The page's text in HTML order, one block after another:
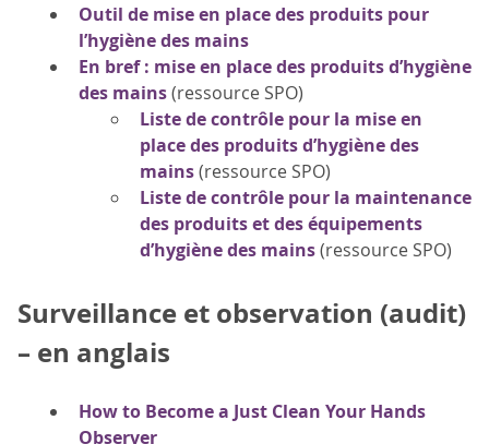
Outil de mise en place des produits pour
l’hygiène des mains
En bref : mise en place des produits d’hygiène
des mains(ressource SPO)
Liste de contrôle pour la mise en
place des produits d’hygiène des
mains(ressource SPO)
Liste de contrôle pour la maintenance
des produits et des équipements
d’hygiène des mains(ressource SPO)
Surveillance et observation (audit)
– en anglais
How to Become a Just Clean Your Hands
Observer